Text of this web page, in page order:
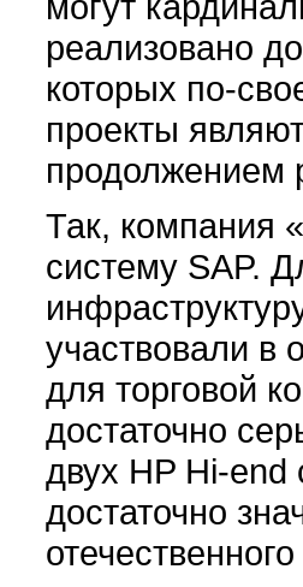
реализовано
которых по-
проекты
продолжением
Так, компания
систему SAP.
участвовали в
для торговой
достаточно
двух HP Hi-
достаточно